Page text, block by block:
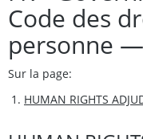
Code des
personne
Sur la page:
HUMAN RIGHTS